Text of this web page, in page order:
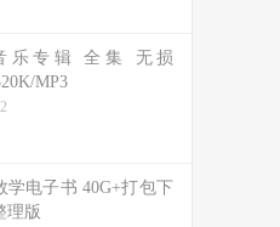
乐专辑 全集 无损
MP3
学电子书 40G+打包下
理版